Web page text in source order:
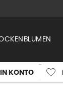
KONTO